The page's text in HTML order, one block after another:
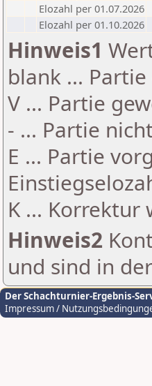
Elozahl per 01.07.2026
Elozahl per 01.10.2026
Hinweis1
blank ...
V ... Partie
- ... Partie
E ... Partie
K ... Korrektur
Hinweis2
und sind in
Der Schachturnier-Ergebnis-
Impressum /